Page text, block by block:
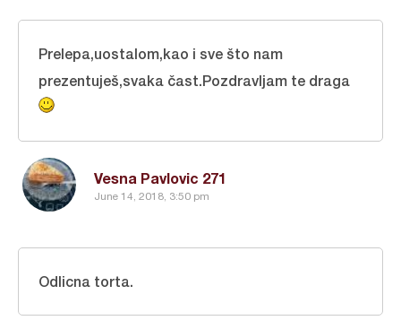
Vesna Pavlovic 271
June 14, 2018, 3:50 pm
Prelepa,uostalom,kao i sve što nam
prezentuješ,svaka čast.Pozdravljam te draga
Odlicna torta.